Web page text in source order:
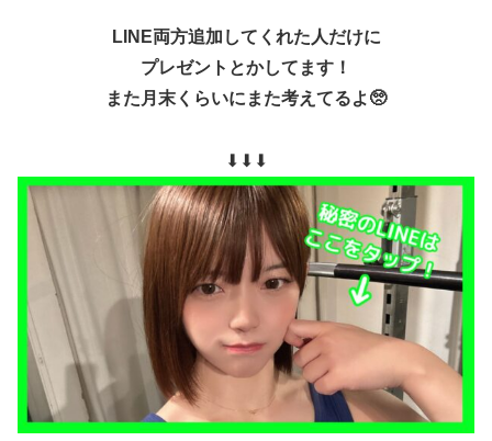
LINE両方追加してくれた人だけに
プレゼントとかしてます！
また月末くらいにまた考えてるよ🥺
⬇︎⬇︎⬇︎